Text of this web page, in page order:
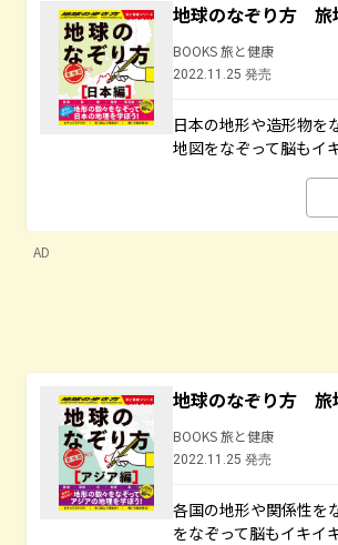
地球のなぞり方
BOOKS 旅と健康
2022.11.25 発売
日本の地形や造形物を
地図をなぞって脳もイ
AD
地球のなぞり方
BOOKS 旅と健康
2022.11.25 発売
各国の地形や関係性を
をなぞって脳もイキイ